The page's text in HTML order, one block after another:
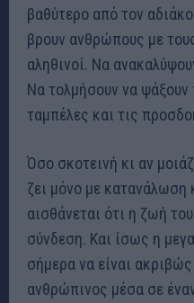
βαθύτερο από τον
βρουν ανθρώπους με
αληθινοί. Να
Να τολμήσουν να ψάξουν
ταμπέλες και τις
Όσο σκοτεινή κι αν
ζει μόνο με κατανάλωση
αισθάνεται ότι η ζωή
σύνδεση. Και ίσως η
σήμερα να είναι
ανθρώπινος μέσα σε